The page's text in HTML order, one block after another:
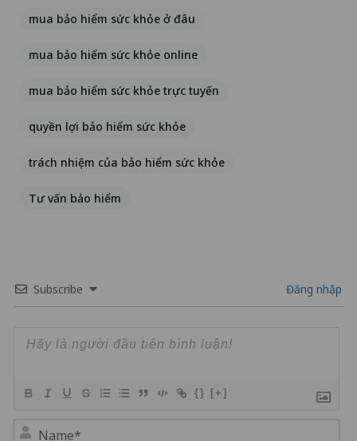
mua bảo hiểm sức khỏe ở đâu
mua bảo hiểm sức khỏe online
mua bảo hiểm sức khỏe trực tuyến
quyền lợi bảo hiểm sức khỏe
trách nhiệm của bảo hiểm sức khỏe
Tư vấn bảo hiểm
Subscribe Đăng nhập
{} [+]